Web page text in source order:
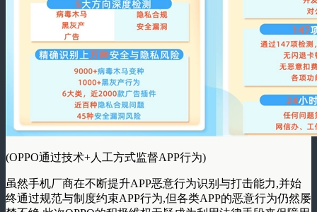
(OPPO通过技术+人工方式监督APP行为)
虽然手机厂商在不断提升APP恶意行为识别与打击能力,并始
终通过规范与制度约束APP行为,但各类APP的恶意行为仍然屡